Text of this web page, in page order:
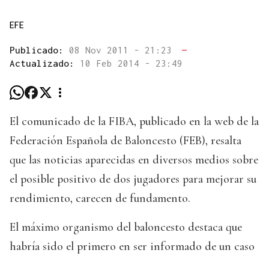
EFE
Publicado: 08 Nov 2011 - 21:23
—
Actualizado: 10 Feb 2014 - 23:49
El comunicado de la FIBA, publicado en la web de la
Federación Española de Baloncesto (FEB), resalta
que las noticias aparecidas en diversos medios sobre
el posible positivo de dos jugadores para mejorar su
rendimiento, carecen de fundamento.
El máximo organismo del baloncesto destaca que
habría sido el primero en ser informado de un caso